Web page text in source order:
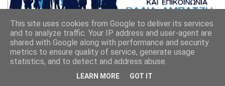
This site uses cookies from Google to deliver its services
and to analyze traffic. Your IP address and user-agent are
shared with Google along with performance and security
metrics to ensure quality of service, generate usage
statistics, and to detect and address abuse.
LEARN MORE GOT IT